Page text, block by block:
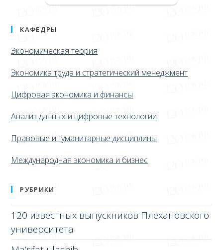
КАФЕДРЫ
Экономическая теория
Экономика труда и стратегический менеджмент
Цифровая экономика и финансы
Анализ данных и цифровые технологии
Правовые и гуманитарные дисциплины
Международная экономика и бизнес
РУБРИКИ
120 известных выпускников Плехановского
университета